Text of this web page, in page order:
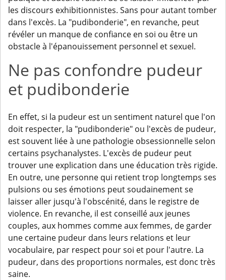
les discours exhibitionnistes. Sans pour autant tomber
dans l'excès. La "pudibonderie", en revanche, peut
révéler un manque de confiance en soi ou être un
obstacle à l'épanouissement personnel et sexuel.
Ne pas confondre pudeur
et pudibonderie
En effet, si la pudeur est un sentiment naturel que l'on
doit respecter, la "pudibonderie" ou l'excès de pudeur,
est souvent liée à une pathologie obsessionnelle selon
certains psychanalystes. L'excès de pudeur peut
trouver une explication dans une éducation très rigide.
En outre, une personne qui retient trop longtemps ses
pulsions ou ses émotions peut soudainement se
laisser aller jusqu'à l'obscénité, dans le registre de
violence. En revanche, il est conseillé aux jeunes
couples, aux hommes comme aux femmes, de garder
une certaine pudeur dans leurs relations et leur
vocabulaire, par respect pour soi et pour l'autre. La
pudeur, dans des proportions normales, est donc très
saine.